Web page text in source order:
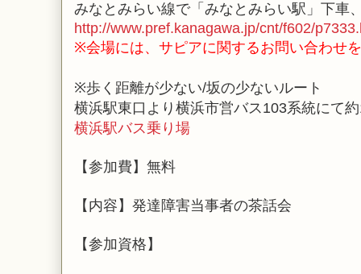
みなとみらい線で「みなとみらい駅」下車
http://www.pref.kanagawa.jp/cnt/f602/
※会場には、サピアに関するお問い合わせ
※歩く距離が少ない/坂の少ないルート
横浜駅東口より横浜市営バス103系統にて
横浜駅バス乗り場
【参加費】無料
【内容】発達障害当事者の茶話会
【参加資格】